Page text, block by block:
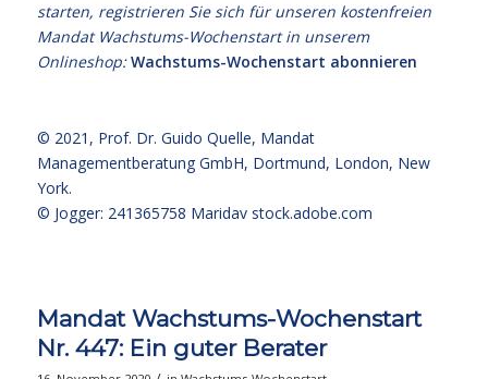
starten, registrieren Sie sich für unseren kostenfreien
Mandat Wachstums-Wochenstart in unserem
Onlineshop:Wachstums-Wochenstart abonnieren
© 2021, Prof. Dr. Guido Quelle, Mandat
Managementberatung GmbH, Dortmund, London, New
York.
© Jogger: 241365758 Maridav stock.adobe.com
Mandat Wachstums-Wochenstart
Nr. 447: Ein guter Berater